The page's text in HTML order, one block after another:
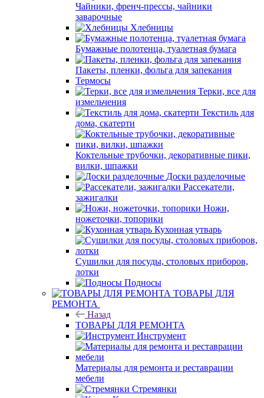
Чайники, френч-прессы, чайники
заварочные
Хлебницы
Бумажные полотенца, туалетная бумага
Пакеты, пленки, фольга для запекания
Термосы
Терки, все для
измельчения
Текстиль для
дома, скатерти
Коктельные трубочки, декоративные пики,
вилки, шпажки
Доски разделочные
Рассекатели,
зажигалки
Ножи,
ножеточки, топорики
Кухонная утварь
Сушилки для посуды, столовых приборов,
лотки
Подносы
ТОВАРЫ ДЛЯ
РЕМОНТА
Назад
ТОВАРЫ ДЛЯ РЕМОНТА
Инструмент
Материалы для ремонта и реставрации
мебели
Стремянки